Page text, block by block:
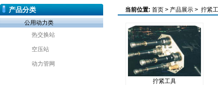
产品分类
公用动力类
热交换站
空压站
动力管网
当前位置: 首页 > 产品展示 > 拧紧
拧紧工具